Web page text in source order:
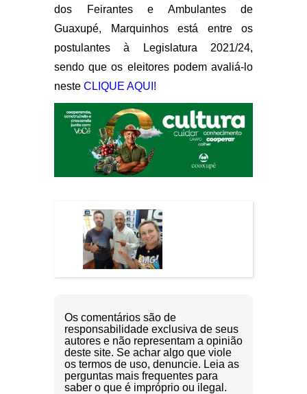
dos Feirantes e Ambulantes de
Guaxupé, Marquinhos está entre os
postulantes à Legislatura 2021/24,
sendo que os eleitores podem avaliá-lo
neste CLIQUE AQUI!
Os comentários são de
responsabilidade exclusiva de seus
autores e não representam a opinião
deste site. Se achar algo que viole
os termos de uso, denuncie. Leia as
perguntas mais frequentes para
saber o que é impróprio ou ilegal.